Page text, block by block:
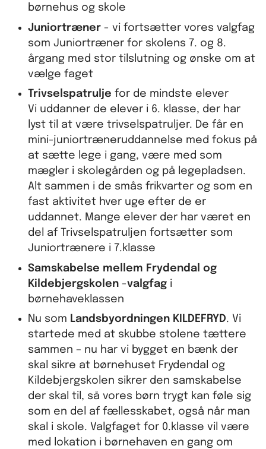
børnehus og skole
Juniortræner - vi fortsætter vores valgfag
som Juniortræner for skolens 7. og 8.
årgang med stor tilslutning og ønske om at
vælge faget
Trivselspatrulje for de mindste elever
Vi uddanner de elever i 6. klasse, der har
lyst til at være trivselspatruljer. De får en
mini-juniortræneruddannelse med fokus på
at sætte lege i gang, være med som
mægler i skolegården og på legepladsen.
Alt sammen i de smås frikvarter og som en
fast aktivitet hver uge efter de er
uddannet. Mange elever der har været en
del af Trivselspatruljen fortsætter som
Juniortrænere i 7.klasse
Samskabelse mellem Frydendal og
Kildebjergskolen -valgfag i
børnehaveklassen
Nu som Landsbyordningen KILDEFRYD. Vi
startede med at skubbe stolene tættere
sammen – nu har vi bygget en bænk der
skal sikre at børnehuset Frydendal og
Kildebjergskolen sikrer den samskabelse
der skal til, så vores børn trygt kan føle sig
som en del af fællesskabet, også når man
skal i skole. Valgfaget for 0.klasse vil være
med lokation i børnehaven en gang om